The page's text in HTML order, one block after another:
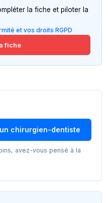
la fiche et piloter la
et vos droits RGPD
fiche
chirurgien-dentiste
avez-vous pensé à la